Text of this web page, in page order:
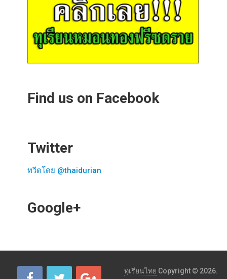
Find us on Facebook
Twitter
ทวีตโดย @thaidurian
Google+
ทุเรียนไทย Copyright © 2026.